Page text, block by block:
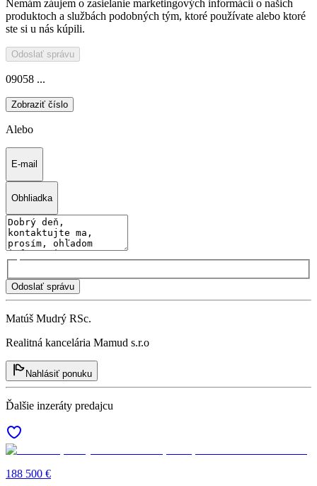
Nemám záujem o zasielanie marketingových informácií o našich
produktoch a službách podobných tým, ktoré používate alebo ktoré
ste si u nás kúpili.
Odoslať správu
09058 ...
Zobraziť číslo
Alebo
E-mail
Obhliadka
Odoslať správu
Matúš Mudrý RSc.
Realitná kancelária Mamud s.r.o
Nahlásiť ponuku
Ďalšie inzeráty predajcu
188 500 €